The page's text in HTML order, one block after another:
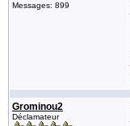
Messages: 899
Grominou2
Déclamateur